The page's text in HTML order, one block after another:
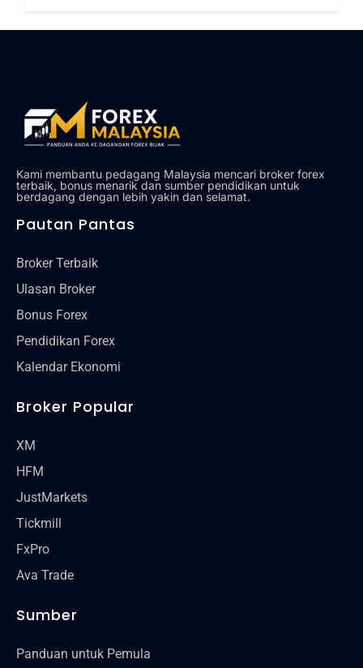
Kami membantu pedagang Malaysia mencari broker forex
terbaik, bonus menarik dan sumber pendidikan untuk
berdagang dengan lebih yakin dan selamat.
Pautan Pantas
Broker Terbaik
Ulasan Broker
Bonus Forex
Pendidikan Forex
Kalendar Ekonomi
Broker Popular
XM
HFM
JustMarkets
Tickmill
FxPro
Ava Trade
Sumber
Panduan untuk Pemula